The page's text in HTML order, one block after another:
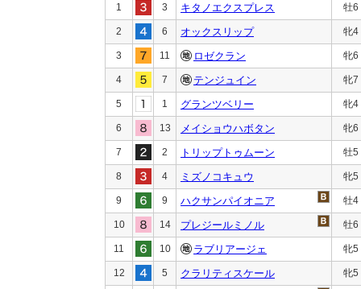
1 3 キタノエクスプレス 牡6
2 6 オックスリップ 牝4
3 11 ロゼクラン 牝6
4 7 テンジュイン 牝7
5 1 グランツベリー 牝4
6 13 メイショウハボタン 牝6
7 2 トリップトゥムーン 牡5
8 4 ミズノコキュウ 牝5
9 9 ハクサンパイオニア 牡4
10 14 プレジールミノル 牡6
11 10 ラブリアージェ 牝5
12 5 クラリティスケール 牝5